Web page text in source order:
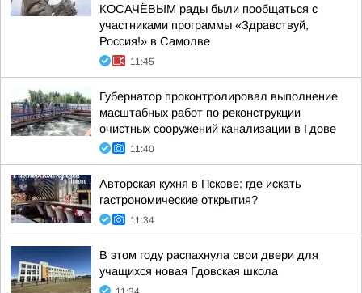
КОСАЧЁВЫМ рады были пообщаться с
участниками программы «Здравствуй,
Россия!» в Самолве
11:45
Губернатор проконтролировал выполнение
масштабных работ по реконструкции
очистных сооружений канализации в Гдове
11:40
Авторская кухня в Пскове: где искать
гастрономические открытия?
11:34
В этом году распахнула свои двери для
учащихся новая Гдовская школа